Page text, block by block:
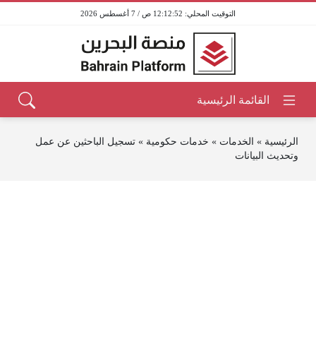
12:12:52 ص / 7 أغسطس 2026
الرئيسية » الخدمات » خدمات حكومية » تسجيل الباحثين عن عمل
وتحديث البيانات